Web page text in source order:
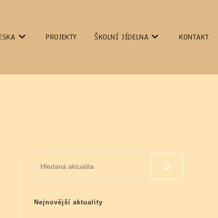
PROJEKTY ŠKOLNÍ JÍDELNA KONTAKT
Nejnovější aktuality